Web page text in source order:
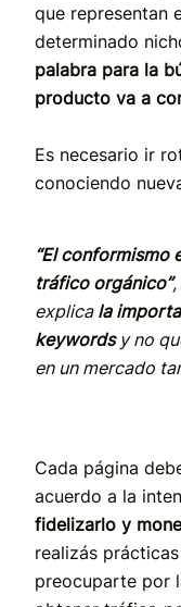
que representan
determinado
palabra para la
producto va a
Es necesario ir
conociendo
“El conformismo
tráfico orgánico”,
explica la
keywordsy no
en un mercado
Cada página
acuerdo a la
fidelizarlo y
realizás
preocuparte por